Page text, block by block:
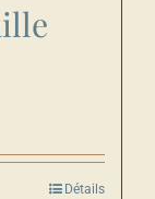
Détails